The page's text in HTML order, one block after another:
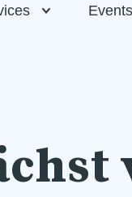
Events